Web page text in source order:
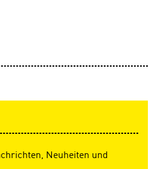
Neuheiten und